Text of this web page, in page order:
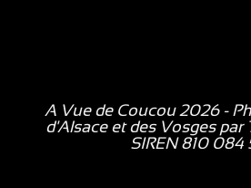
A Vue de Coucou 2026 -
d'Alsace et des Vosges par
SIREN 810 084